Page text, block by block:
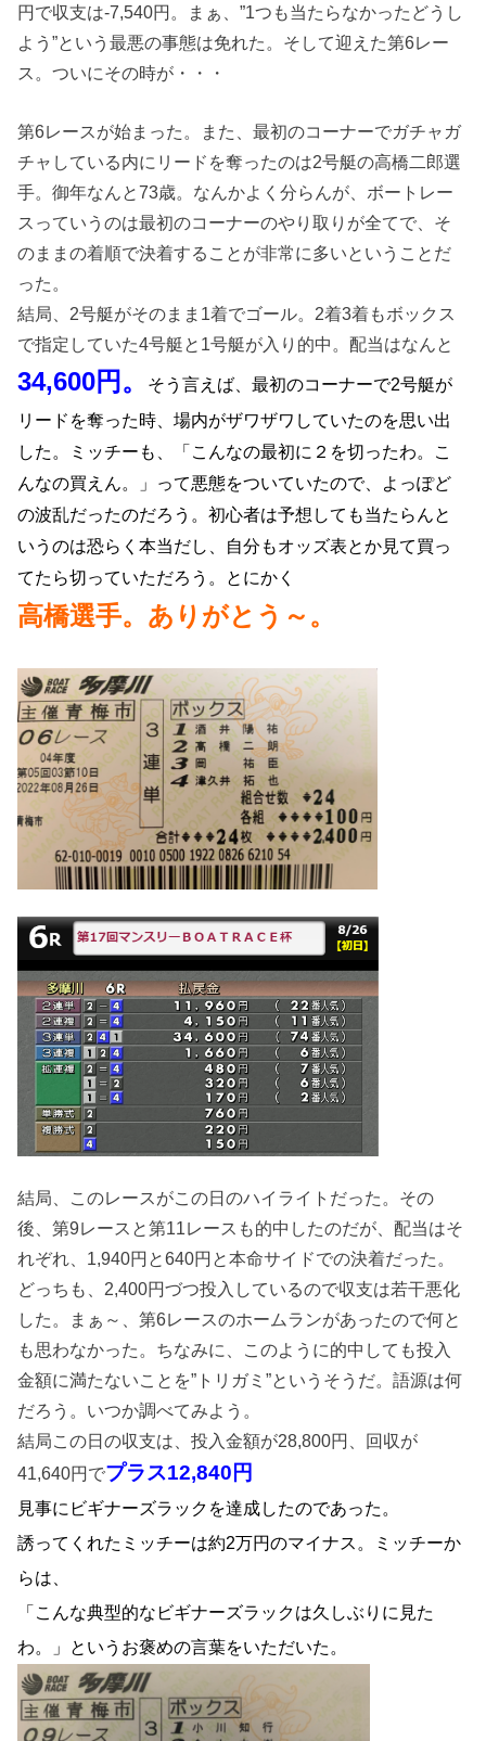
円で収支は-7,540円。まぁ、”1つも当たらなかったどうし
よう”という最悪の事態は免れた。そして迎えた第6レー
ス。ついにその時が・・・
第6レースが始まった。また、最初のコーナーでガチャガ
チャしている内にリードを奪ったのは2号艇の高橋二郎選
手。御年なんと73歳。なんかよく分らんが、ボートレー
スっていうのは最初のコーナーのやり取りが全てで、そ
のままの着順で決着することが非常に多いということだ
った。
結局、2号艇がそのまま1着でゴール。2着3着もボックス
で指定していた4号艇と1号艇が入り的中。配当はなんと
34,600円。
そう言えば、最初のコーナーで2号艇が
リードを奪った時、場内がザワザワしていたのを思い出
した。ミッチーも、「こんなの最初に２を切ったわ。こ
んなの買えん。」って悪態をついていたので、よっぽど
の波乱だったのだろう。初心者は予想しても当たらんと
いうのは恐らく本当だし、自分もオッズ表とか見て買っ
てたら切っていただろう。とにかく
高橋選手。ありがとう～。
結局、このレースがこの日のハイライトだった。その
後、第9レースと第11レースも的中したのだが、配当はそ
れぞれ、1,940円と640円と本命サイドでの決着だった。
どっちも、2,400円づつ投入しているので収支は若干悪化
した。まぁ～、第6レースのホームランがあったので何と
も思わなかった。ちなみに、このように的中しても投入
金額に満たないことを”トリガミ”というそうだ。語源は何
だろう。いつか調べてみよう。
結局この日の収支は、投入金額が28,800円、回収が
41,640円でプラス12,840円
見事にビギナーズラックを達成したのであった。
誘ってくれたミッチーは約2万円のマイナス。ミッチーか
らは、
「こんな典型的なビギナーズラックは久しぶりに見た
わ。」というお褒めの言葉をいただいた。